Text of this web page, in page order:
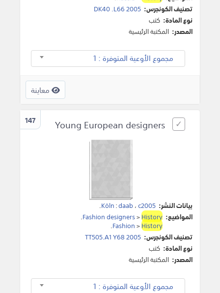
تصنيف الكونجرس: DK40 .L66 2005
نوع المادة: كتب
المصدر: المكتبة الرئيسية
مجموع الأوعية المتوفرة : 1
معاينة
147
بيانات النشر: Köln:daab،c2005
.
المواضيع:
Fashion designers>History
.
Fashion>History
.
تصنيف الكونجرس: TT505.A1 Y68 2005
نوع المادة: كتب
المصدر: المكتبة الرئيسية
مجموع الأوعية المتوفرة : 1